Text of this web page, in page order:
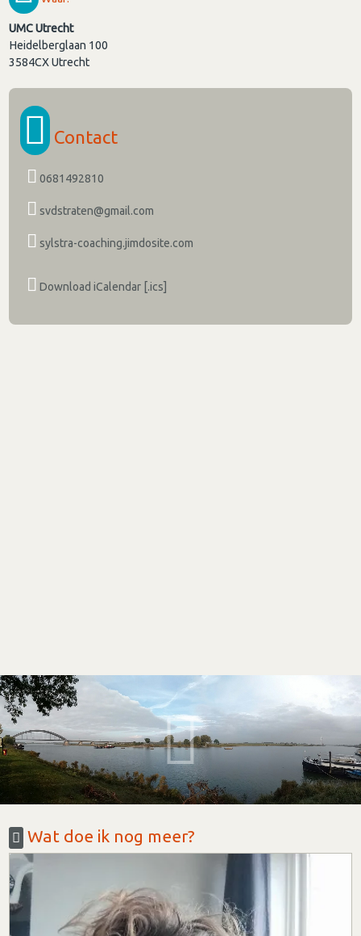
UMC Utrecht
Heidelberglaan 100
3584CXUtrecht
Contact
0681492810
svdstraten@gmail.com
sylstra-coaching.jimdosite.com
Download iCalendar [.ics]
Wat doe ik nog meer?